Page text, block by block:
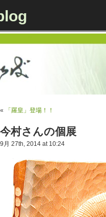
« 「羅皇」登場！！
今村さんの個展
9月 27th, 2014 at 10:24